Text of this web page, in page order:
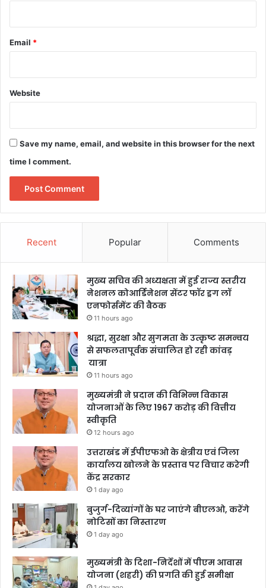
Email *
Website
Save my name, email, and website in this browser for the next
time I comment.
Recent Popular Comments
मुख्य सचिव की अध्यक्षता में हुई राज्य स्तरीय
नेशनल कोआर्डिनेशन सेंटर फॉर ड्रग लॉ
एनफोर्समेंट की बैठक
11 hours ago
श्रद्धा, सुरक्षा और सुगमता के उत्कृष्ट समन्वय
से सफलतापूर्वक संचालित हो रही कांवड़
यात्रा
11 hours ago
मुख्यमंत्री ने प्रदान की विभिन्न विकास
योजनाओं के लिए 1967 करोड़ की वित्तीय
स्वीकृति
12 hours ago
उत्तराखंड में ईपीएफओ के क्षेत्रीय एवं जिला
कार्यालय खोलने के प्रस्ताव पर विचार करेगी
केंद्र सरकार
1 day ago
बुजुर्ग-दिव्यांगों के घर जाएंगे बीएलओ, करेंगे
नोटिसों का निस्तारण
1 day ago
मुख्यमंत्री के दिशा-निर्देशों में पीएम आवास
योजना (शहरी) की प्रगति की हुई समीक्षा